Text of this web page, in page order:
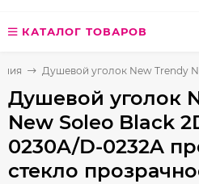
КАТАЛОГ ТОВАРОВ
Душевой уголок New Trendy
Душевой уголок
New Soleo Black
0230A/D-0232A
стекло